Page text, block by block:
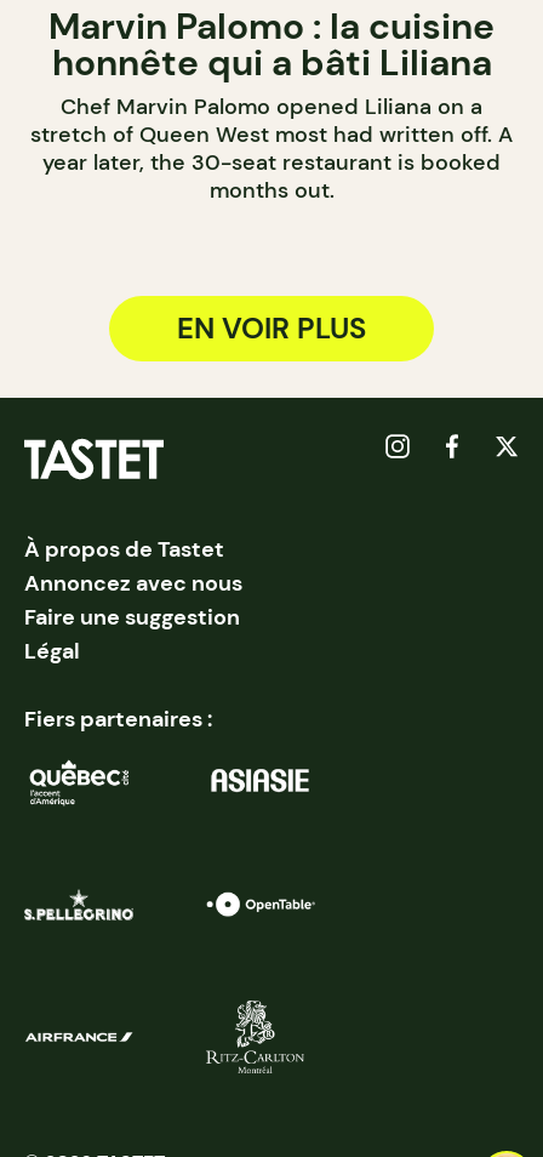
Marvin Palomo : la cuisine
honnête qui a bâti Liliana
Chef Marvin Palomo opened Liliana on a
stretch of Queen West most had written off. A
year later, the 30-seat restaurant is booked
months out.
EN VOIR PLUS
À propos de Tastet
Annoncez avec nous
Faire une suggestion
Légal
Fiers partenaires :